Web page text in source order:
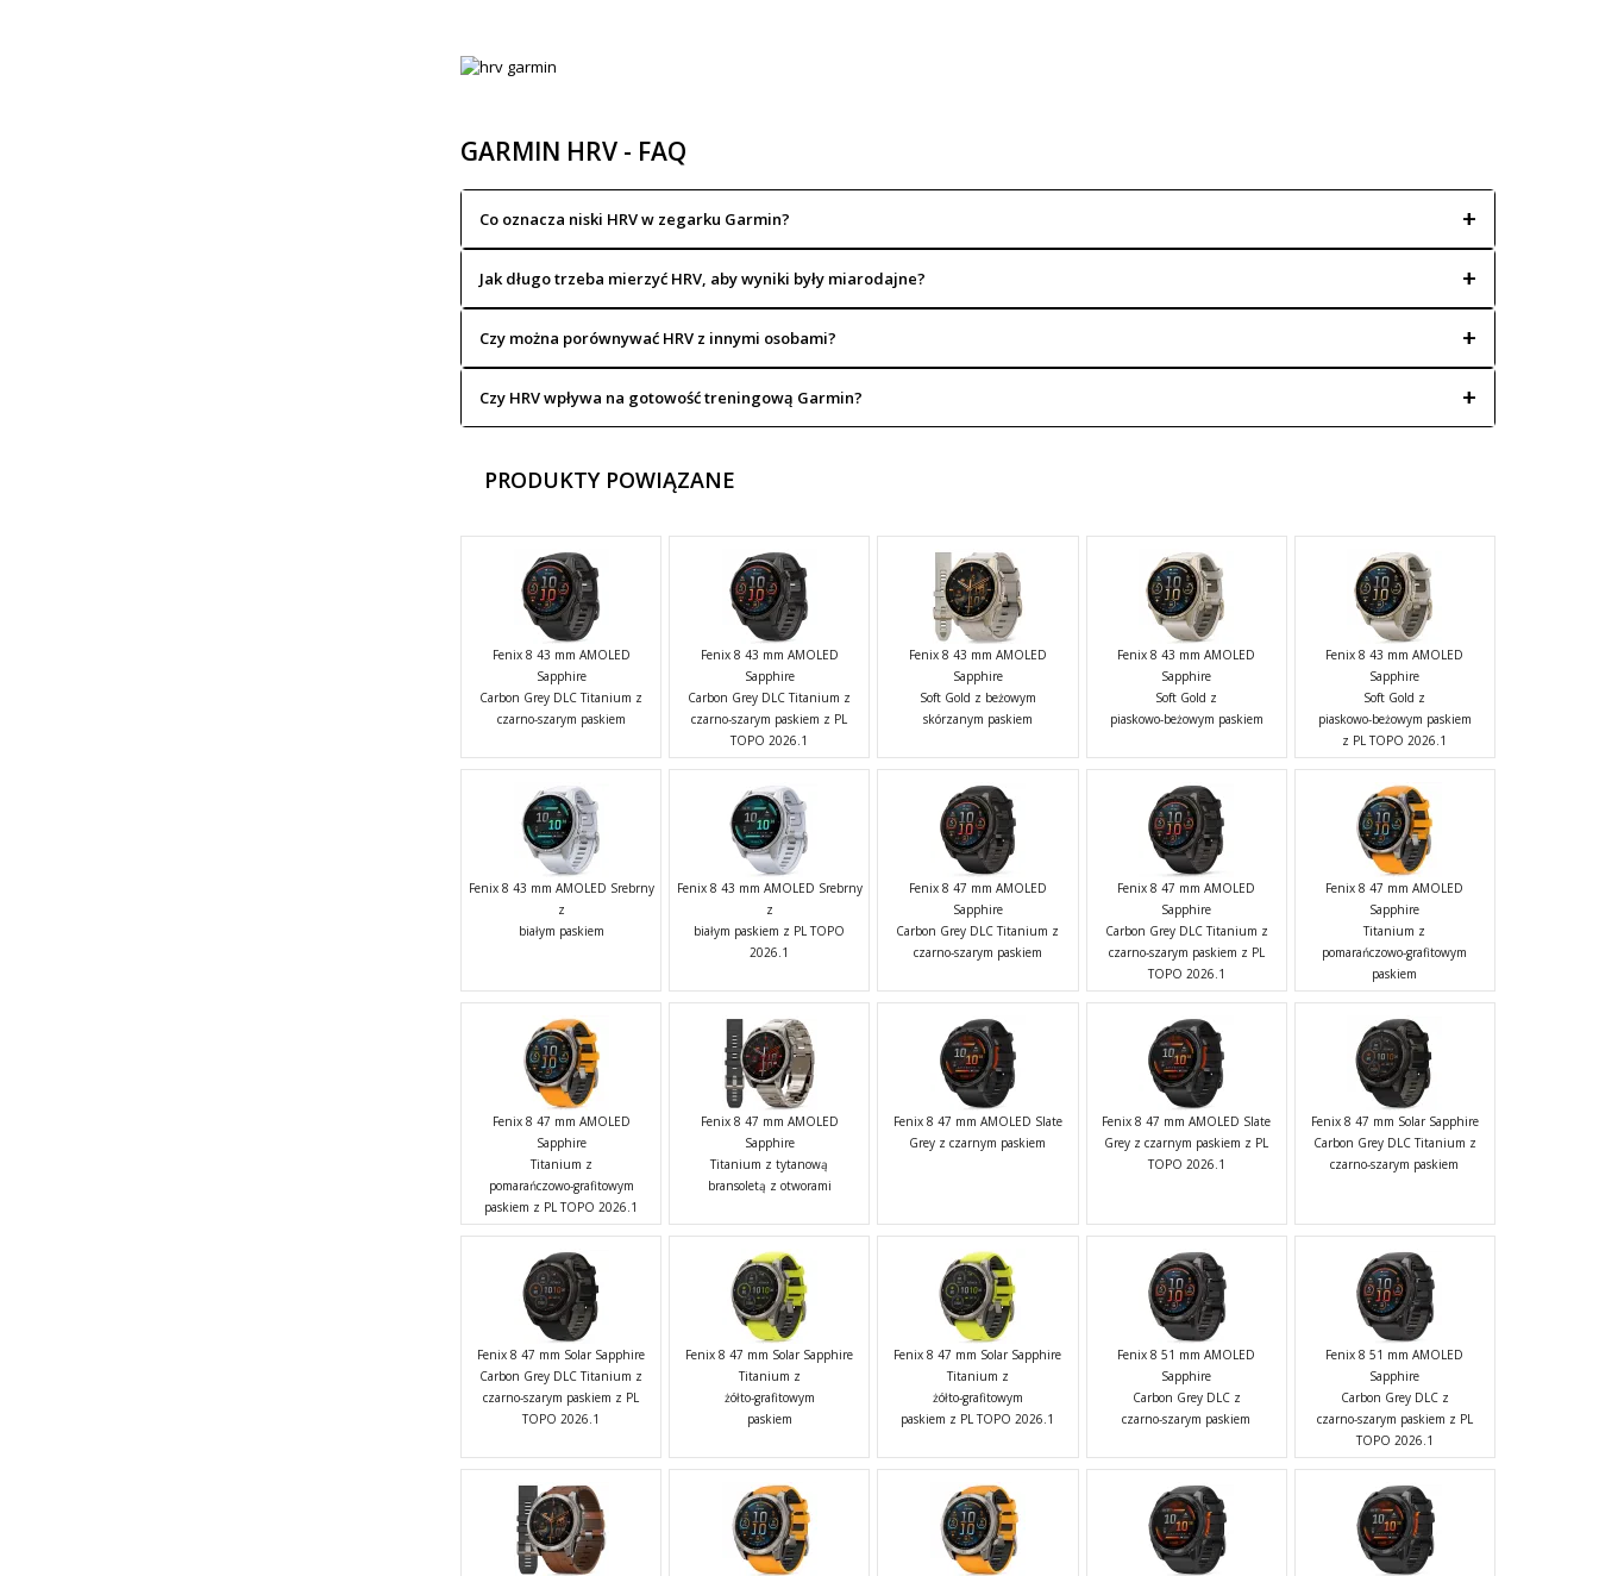
GARMIN HRV - FAQ
Co oznacza niski HRV w zegarku Garmin?
Jak długo trzeba mierzyć HRV, aby wyniki były miarodajne?
Czy można porównywać HRV z innymi osobami?
Czy HRV wpływa na gotowość treningową Garmin?
PRODUKTY POWIĄZANE
Fenix 8 43 mm AMOLED
Sapphire
Carbon Grey DLC Titanium z
czarno-szarym paskiem
Fenix 8 43 mm AMOLED
Sapphire
Carbon Grey DLC Titanium z
czarno-szarym paskiem z PL
TOPO 2026.1
Fenix 8 43 mm AMOLED
Sapphire
Soft Gold z beżowym
skórzanym paskiem
Fenix 8 43 mm AMOLED
Sapphire
Soft Gold z
piaskowo-beżowym paskiem
Fenix 8 43 mm AMOLED
Sapphire
Soft Gold z
piaskowo-beżowym paskiem
z PL TOPO 2026.1
Fenix 8 43 mm AMOLED Srebrny
z
białym paskiem
Fenix 8 43 mm AMOLED Srebrny
z
białym paskiem z PL TOPO
2026.1
Fenix 8 47 mm AMOLED
Sapphire
Carbon Grey DLC Titanium z
czarno-szarym paskiem
Fenix 8 47 mm AMOLED
Sapphire
Carbon Grey DLC Titanium z
czarno-szarym paskiem z PL
TOPO 2026.1
Fenix 8 47 mm AMOLED
Sapphire
Titanium z
pomarańczowo-grafitowym
paskiem
Fenix 8 47 mm AMOLED
Sapphire
Titanium z
pomarańczowo-grafitowym
paskiem z PL TOPO 2026.1
Fenix 8 47 mm AMOLED
Sapphire
Titanium z tytanową
bransoletą z otworami
Fenix 8 47 mm AMOLED Slate
Grey z czarnym paskiem
Fenix 8 47 mm AMOLED Slate
Grey z czarnym paskiem z PL
TOPO 2026.1
Fenix 8 47 mm Solar Sapphire
Carbon Grey DLC Titanium z
czarno-szarym paskiem
Fenix 8 47 mm Solar Sapphire
Carbon Grey DLC Titanium z
czarno-szarym paskiem z PL
TOPO 2026.1
Fenix 8 47 mm Solar Sapphire
Titanium z
żółto-grafitowym
paskiem
Fenix 8 47 mm Solar Sapphire
Titanium z
żółto-grafitowym
paskiem z PL TOPO 2026.1
Fenix 8 51 mm AMOLED
Sapphire
Carbon Grey DLC z
czarno-szarym paskiem
Fenix 8 51 mm AMOLED
Sapphire
Carbon Grey DLC z
czarno-szarym paskiem z PL
TOPO 2026.1